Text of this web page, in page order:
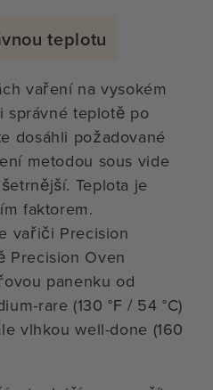
teplotu
vaření na vysokém
teplotě po
dosáhli požadované
metodou sous vide
Teplota je
faktorem.
vařiči Precision
Precision Oven
panenku od
rare (130 °F / 54 °C)
vlhkou well-done (160